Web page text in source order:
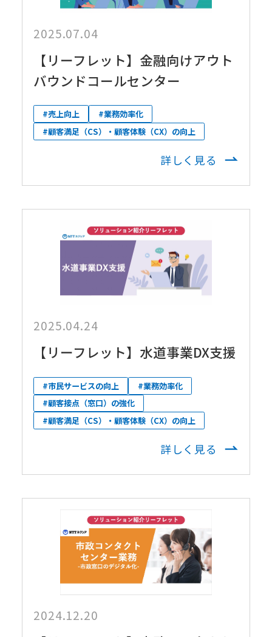
2025.07.04
【リーフレット】金融向けアウト
バウンドコールセンター
#売上向上
#業務効率化
#顧客満足（CS）・顧客体験（CX）の向上
詳しく見る
2025.04.24
【リーフレット】水道事業DX支援
#市民サービスの向上
#業務効率化
#顧客接点（窓口）の強化
#顧客満足（CS）・顧客体験（CX）の向上
詳しく見る
2024.12.20